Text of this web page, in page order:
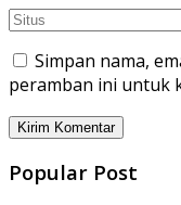
Simpan nama,
peramban ini untuk
Popular Post